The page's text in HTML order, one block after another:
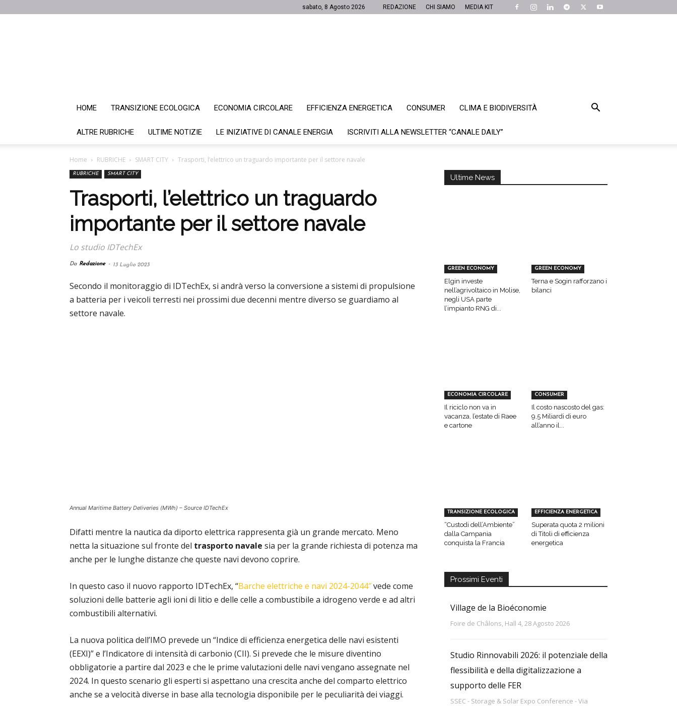
sabato, 8 Agosto 2026 REDAZIONE CHI SIAMO MEDIA KIT
HOME TRANSIZIONE ECOLOGICA ECONOMIA CIRCOLARE EFFICIENZA ENERGETICA CONSUMER CLIMA E BIODIVERSITÀ
ALTRE RUBRICHE ULTIME NOTIZIE LE INIZIATIVE DI CANALE ENERGIA ISCRIVITI ALLA NEWSLETTER “CANALE DAILY”
Home RUBRICHE SMART CITY Trasporti, l’elettrico un traguardo importante per il settore navale
RUBRICHE SMART CITY
Trasporti, l’elettrico un traguardo
importante per il settore navale
Lo studio IDTechEx
Da Redazione - 13 Luglio 2023
Secondo il monitoraggio di IDTechEx, si andrà verso la conversione a sistemi di propulsione
a batteria per i veicoli terresti nei prossimi due decenni mentre diverso se guardiamo al
settore navale.
Annual Maritime Battery Deliveries (MWh) – Source IDTechEx
Difatti mentre la nautica da diporto elettrica rappresenta già un grande mercato. Meno
netta la situazione sul fronte del trasporto navale sia per la grande richiesta di potenza ma
anche per le lunghe distanze che queste navi devono coprire.
In questo caso il nuovo rapporto IDTechEx, “Barche elettriche e navi 2024-2044″vede come
soluzioni delle batterie agli ioni di litio e delle celle a combustibile a idrogeno verde e ad altri
combustibili alternativi.
La nuova politica dell’IMO prevede un “Indice di efficienza energetica delle navi esistenti
(EEXI)” e l’Indicatore di intensità di carbonio (CII). Si prevede che le misure diventino
obbligatorie a partire dal 2023 e che le prime valutazioni delle navi vengano assegnate nel
2024. In questo scenario gli esperti si aspettano una crescita anche del comparto elettrico
anche se a velocità diverse in base alla tecnologia disponibile per le peculiarità dei viaggi.
Ultime News
GREEN ECONOMY
Elgin investe
nell’agrivoltaico in Molise,
negli USA parte
l’impianto RNG di...
GREEN ECONOMY
Terna e Sogin rafforzano i
bilanci
ECONOMIA CIRCOLARE
Il riciclo non va in
vacanza, l’estate di Raee
e cartone
CONSUMER
Il costo nascosto del gas:
9,5 Miliardi di euro
all’anno il...
TRANSIZIONE ECOLOGICA
“Custodi dell’Ambiente”
dalla Campania
conquista la Francia
EFFICIENZA ENERGETICA
Superata quota 2 milioni
di Titoli di efficienza
energetica
Prossimi Eventi
Village de la Bioéconomie
Foire de Châlons, Hall 4, 28 Agosto 2026
Studio Rinnovabili 2026: il potenziale della
flessibilità e della digitalizzazione a
supporto delle FER
SSEC - Storage & Solar Expo Conference - Via